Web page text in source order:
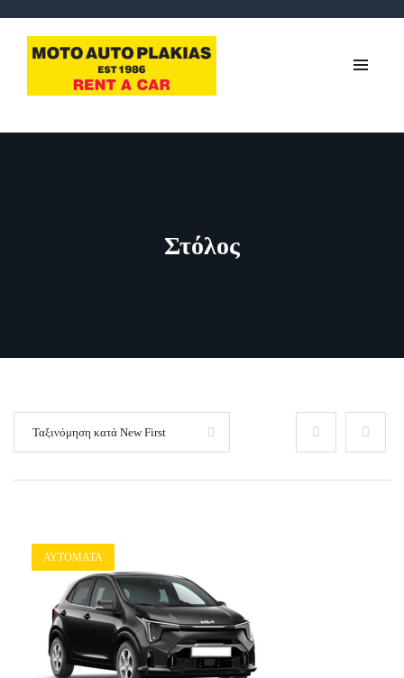
Στόλος
Ταξινόμηση κατά New First
ΑΥΤΌΜΑΤΑ